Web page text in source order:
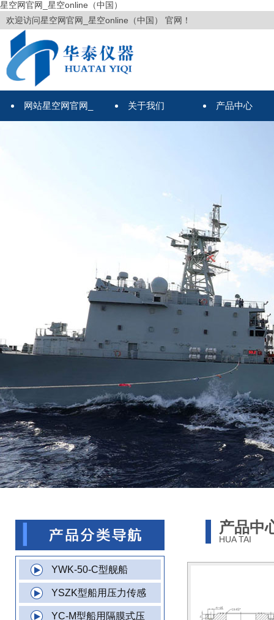
星空网官网_星空online（中国）
欢迎访问星空网官网_星空online（中国） 官网！
网站星空网官网_ 关于我们 产品中心
YWK-50-C型舰船
YSZK型船用压力传感
YC-M型船用隔膜式压
产品中
HUA TAI